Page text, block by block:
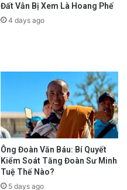
Đất Vẫn Bị Xem Là Hoang Phế
4 days ago
Ông Đoàn Văn Báu: Bí Quyết
Kiểm Soát Tăng Đoàn Sư Minh
Tuệ Thế Nào?
5 days ago